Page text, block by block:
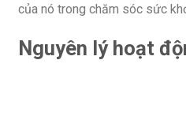
của nó trong chăm sóc sức
Nguyên lý hoạt